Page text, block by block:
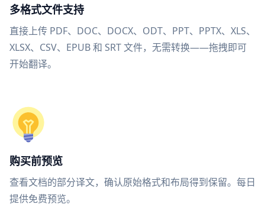
多格式文件支持
直接上传 PDF、DOC、DOCX、ODT、PPT、PPTX、XLS、
XLSX、CSV、EPUB 和 SRT 文件，无需转换——拖拽即可
开始翻译。
购买前预览
查看文档的部分译文，确认原始格式和布局得到保留。每日
提供免费预览。